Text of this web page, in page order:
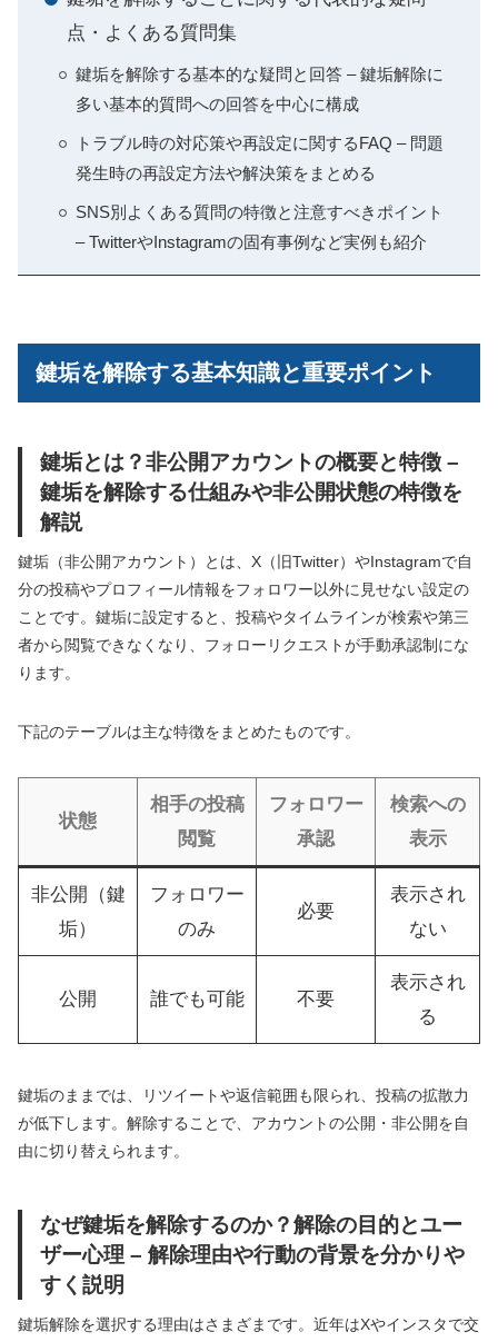
点・よくある質問集
鍵垢を解除する基本的な疑問と回答 – 鍵垢解除に
多い基本的質問への回答を中心に構成
トラブル時の対応策や再設定に関するFAQ – 問題
発生時の再設定方法や解決策をまとめる
SNS別よくある質問の特徴と注意すべきポイント
– TwitterやInstagramの固有事例など実例も紹介
鍵垢を解除する基本知識と重要ポイント
鍵垢とは？非公開アカウントの概要と特徴 –
鍵垢を解除する仕組みや非公開状態の特徴を
解説
鍵垢（非公開アカウント）とは、X（旧Twitter）やInstagramで自
分の投稿やプロフィール情報をフォロワー以外に見せない設定の
ことです。鍵垢に設定すると、投稿やタイムラインが検索や第三
者から閲覧できなくなり、フォローリクエストが手動承認制にな
ります。
下記のテーブルは主な特徴をまとめたものです。
状態
相手の投稿
閲覧
フォロワー
承認
検索への
表示
非公開（鍵
垢）
フォロワー
のみ
必要
表示され
ない
公開 誰でも可能 不要
表示され
る
鍵垢のままでは、リツイートや返信範囲も限られ、投稿の拡散力
が低下します。解除することで、アカウントの公開・非公開を自
由に切り替えられます。
なぜ鍵垢を解除するのか？解除の目的とユー
ザー心理 – 解除理由や行動の背景を分かりや
すく説明
鍵垢解除を選択する理由はさまざまです。近年はXやインスタで交